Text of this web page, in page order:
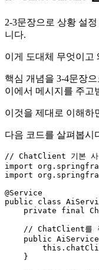
2-3문장으로 상황 설
니다.
이게 도대체 무엇이고
핵심 개념을 3-4문장으
이에서 메시지를 주고
이것을 제대로 이해하
다음 코드를 살펴봅시
// ChatClient 기본 사
import
import
@Service
public
class
private
final
// ChatClient를 주
public AiService
this
    }